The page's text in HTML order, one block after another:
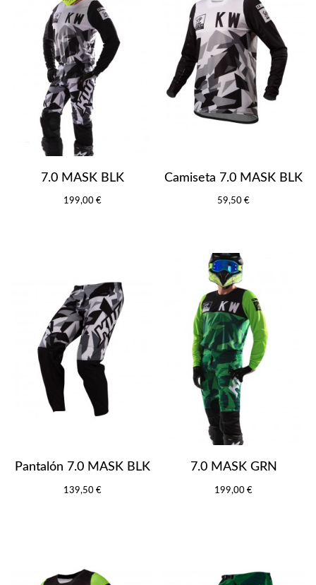
7.0 MASK BLK
199,00 €
Camiseta 7.0 MASK BLK
59,50 €
Pantalón 7.0 MASK BLK
139,50 €
7.0 MASK GRN
199,00 €